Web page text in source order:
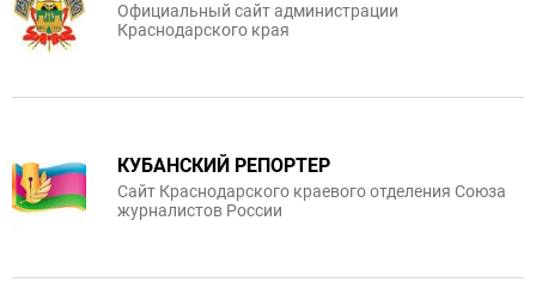
Официальный сайт администрации
Краснодарского края
КУБАНСКИЙ РЕПОРТЕР
Сайт Краснодарского краевого отделения Союза
журналистов России